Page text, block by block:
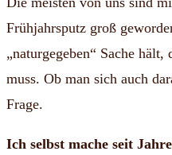
Frühjahrsputz groß
„naturgegeben“ Sache
muss. Ob man sich auch
Frage.
Ich selbst mache seit